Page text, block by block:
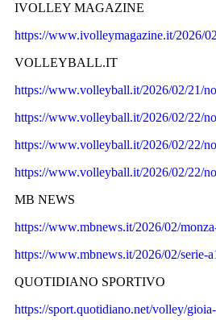
IVOLLEY MAGAZINE
https://www.ivolleymagazine.it/2026/
VOLLEYBALL.IT
https://www.volleyball.it/2026/02/21/
https://www.volleyball.it/2026/02/22/
https://www.volleyball.it/2026/02/22/
https://www.volleyball.it/2026/02/22/
MB NEWS
https://www.mbnews.it/2026/02/
https://www.mbnews.it/2026/02/serie-
QUOTIDIANO SPORTIVO
https://sport.quotidiano.net/volley/